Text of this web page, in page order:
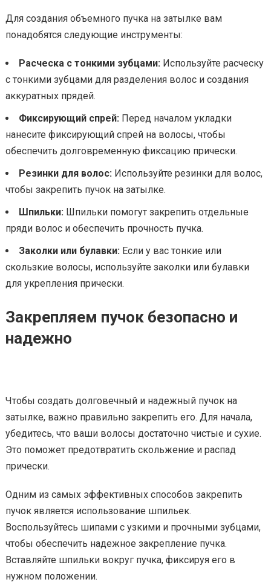
Для создания объемного пучка на затылке вам
понадобятся следующие инструменты:
Расческа с тонкими зубцами:Используйте расческу
с тонкими зубцами для разделения волос и создания
аккуратных прядей.
Фиксирующий спрей:Перед началом укладки
нанесите фиксирующий спрей на волосы, чтобы
обеспечить долговременную фиксацию прически.
Резинки для волос:Используйте резинки для волос,
чтобы закрепить пучок на затылке.
Шпильки:Шпильки помогут закрепить отдельные
пряди волос и обеспечить прочность пучка.
Заколки или булавки:Если у вас тонкие или
скользкие волосы, используйте заколки или булавки
для укрепления прически.
Закрепляем пучок безопасно и
надежно
Чтобы создать долговечный и надежный пучок на
затылке, важно правильно закрепить его. Для начала,
убедитесь, что ваши волосы достаточно чистые и сухие.
Это поможет предотвратить скольжение и распад
прически.
Одним из самых эффективных способов закрепить
пучок является использование шпильек.
Воспользуйтесь шипами с узкими и прочными зубцами,
чтобы обеспечить надежное закрепление пучка.
Вставляйте шпильки вокруг пучка, фиксируя его в
нужном положении.